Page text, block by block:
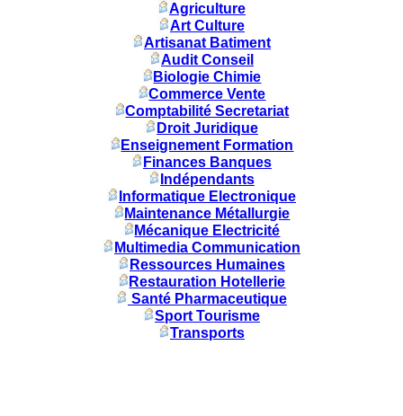
Agriculture
Art Culture
Artisanat Batiment
Audit Conseil
Biologie Chimie
Commerce Vente
Comptabilité Secretariat
Droit Juridique
Enseignement Formation
Finances Banques
Indépendants
Informatique Electronique
Maintenance Métallurgie
Mécanique Electricité
Multimedia Communication
Ressources Humaines
Restauration Hotellerie
Santé Pharmaceutique
Sport Tourisme
Transports